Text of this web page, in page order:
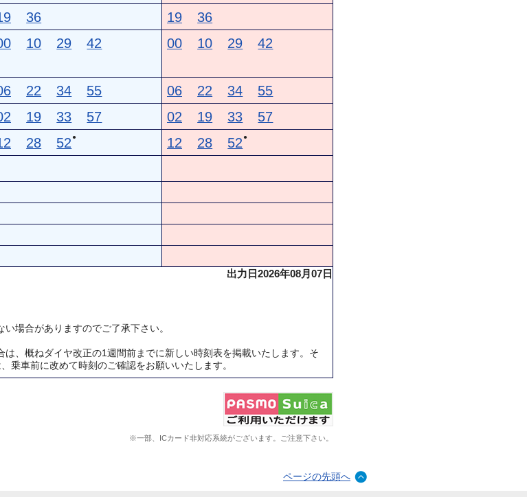
36 19 36
10 29 42 00 10 29 42
22 34 55 06 22 34 55
19 33 57 02 19 33 57
28 52 ● 12 28 52 ●
出力日2026年08月07日
場合がありますのでご了承下さい。
、概ねダイヤ改正の1週間前までに新しい時刻表を掲載いたします。そ
乗車前に改めて時刻のご確認をお願いいたします。
※一部、ICカード非対応系統がございます。ご注意下さい。
ページの先頭へ